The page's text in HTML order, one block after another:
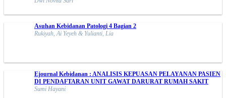
Asuhan Kebidanan Patologi 4 Bagian 2
Rukiyah, Ai Yeyeh & Yulianti, Lia
Ejournal Kebidanan : ANALISIS KEPUASAN PELAYANAN PASIEN
DI PENDAFTARAN UNIT GAWAT DARURAT RUMAH SAKIT
Sumi Hayani